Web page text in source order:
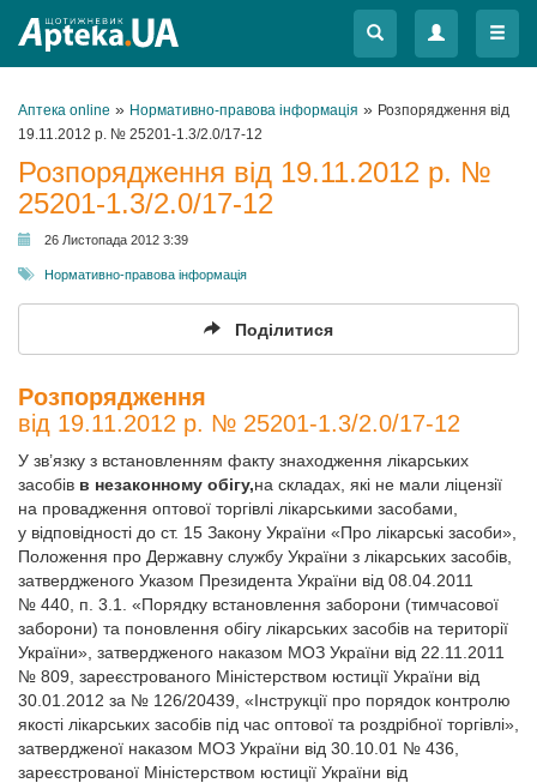
Меню
Меню
Аптека online » Нормативно-правова інформація » Розпорядження від
19.11.2012 р. № 25201-1.3/2.0/17-12
Розпорядження від 19.11.2012 р. №
25201-1.3/2.0/17-12
26 Листопада 2012 3:39
Нормативно-правова інформація
Поділитися
Розпорядження
від 19.11.2012 р. № 25201-1.3/2.0/17-12
У зв’язку з встановленням факту знаходження лікарських
засобів в незаконному обігу,на складах, які не мали ліцензії
на провадження оптової торгівлі лікарськими засобами,
у відповідності до ст. 15 Закону України «Про лікарські засоби»,
Положення про Державну службу України з лікарських засобів,
затвердженого Указом Президента України від 08.04.2011
№ 440, п. 3.1. «Порядку встановлення заборони (тимчасової
заборони) та поновлення обігу лікарських засобів на території
України», затвердженого наказом МОЗ України від 22.11.2011
№ 809, зареєстрованого Міністерством юстиції України від
30.01.2012 за № 126/20439, «Інструкції про порядок контролю
якості лікарських засобів під час оптової та роздрібної торгівлі»,
затвердженої наказом МОЗ України від 30.10.01 № 436,
зареєстрованої Міністерством юстиції України від